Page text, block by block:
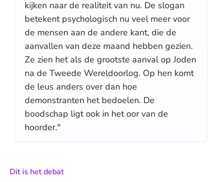
kijken naar de realiteit van nu. De slogan
betekent psychologisch nu veel meer voor
de mensen aan de andere kant, die de
aanvallen van deze maand hebben gezien.
Ze zien het als de grootste aanval op Joden
na de Tweede Wereldoorlog. Op hen komt
de leus anders over dan hoe
demonstranten het bedoelen. De
boodschap ligt ook in het oor van de
hoorder."
Dit is het debat: